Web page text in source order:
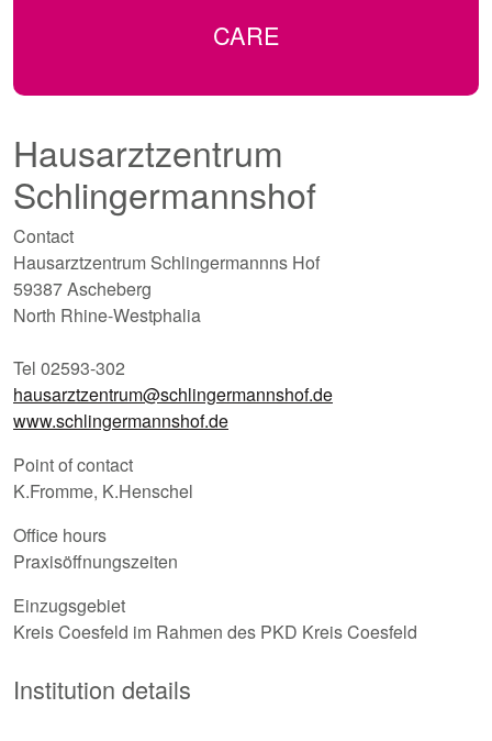
CARE
Hausarztzentrum
Schlingermannshof
Contact
Hausarztzentrum Schlingermannns Hof
59387 Ascheberg
North Rhine-Westphalia
Tel 02593-302
hausarztzentrum@schlingermannshof.de
www.schlingermannshof.de
Point of contact
K.Fromme, K.Henschel
Office hours
Praxisöffnungszeiten
Einzugsgebiet
Kreis Coesfeld im Rahmen des PKD Kreis Coesfeld
Institution details